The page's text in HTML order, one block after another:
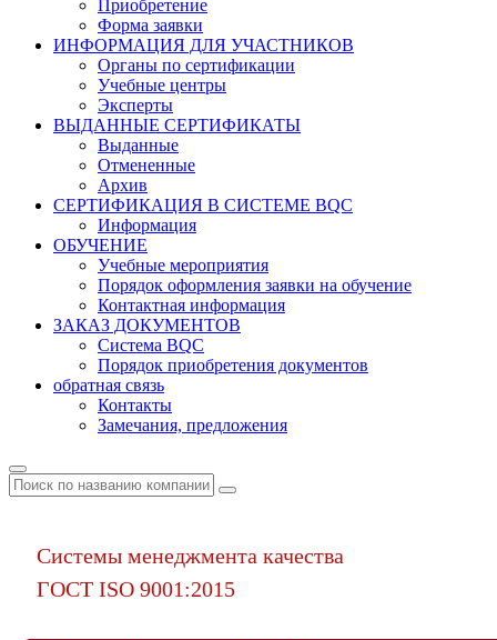
Приобретение
Форма заявки
ИНФОРМАЦИЯ ДЛЯ УЧАСТНИКОВ
Органы по сертификации
Учебные центры
Эксперты
ВЫДАННЫЕ СЕРТИФИКАТЫ
Выданные
Отмененные
Архив
СЕРТИФИКАЦИЯ В СИСТЕМЕ BQC
Информация
ОБУЧЕНИЕ
Учебные мероприятия
Порядок оформления заявки на обучение
Контактная информация
ЗАКАЗ ДОКУМЕНТОВ
Система BQC
Порядок приобретения документов
обратная связь
Контакты
Замечания, предложения
Системы менеджмента качества
ГОСТ ISO 9001:2015